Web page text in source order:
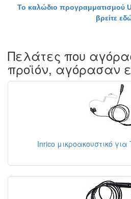
Το καλώδιο προγραμματισμού
βρείτε
Πελάτες που
προϊόν, αγόρασαν
Inrico μικροακουστικό για